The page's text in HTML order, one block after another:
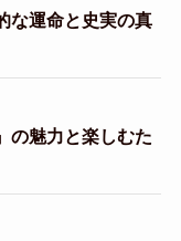
な運命と史実の真
の魅力と楽しむた